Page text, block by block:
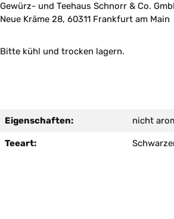
Gewürz- und Teehaus Schnorr & Co.
Neue Kräme 28, 60311 Frankfurt am Main
Bitte kühl und trocken lagern.
Eigenschaften: nicht
Teeart: